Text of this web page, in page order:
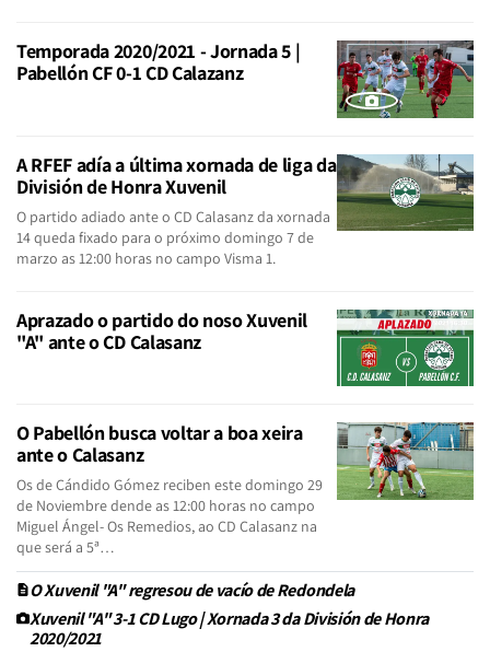
Temporada 2020/2021 - Jornada 5 |
Pabellón CF 0-1 CD Calazanz
A RFEF adía a última xornada de liga da
División de Honra Xuvenil
O partido adiado ante o CD Calasanz da xornada
14 queda fixado para o próximo domingo 7 de
marzo as 12:00 horas no campo Visma 1.
Aprazado o partido do noso Xuvenil
"A" ante o CD Calasanz
O Pabellón busca voltar a boa xeira
ante o Calasanz
Os de Cándido Gómez reciben este domingo 29
de Noviembre dende as 12:00 horas no campo
Miguel Ángel- Os Remedios, ao CD Calasanz na
que será a 5ª…
O Xuvenil "A" regresou de vacío de Redondela
Xuvenil "A" 3-1 CD Lugo | Xornada 3 da División de Honra
2020/2021